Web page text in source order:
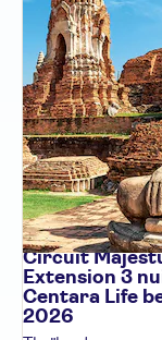
Circuit
Extension 3
Centara Life
2026